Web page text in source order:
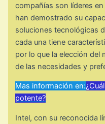
compañías son líderes
han demostrado su
soluciones tecnológicas
cada una tiene
por lo que la elección del
de las necesidades y
Mas información en:
potente?
Intel, con su reconocida